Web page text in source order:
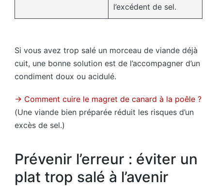
l’excédent de sel.
Si vous avez trop salé un morceau de viande déjà
cuit, une bonne solution est de l’accompagner d’un
condiment doux ou acidulé.
→ Comment cuire le magret de canard à la poêle ?
(Une viande bien préparée réduit les risques d’un
excès de sel.)
Prévenir l’erreur : éviter un
plat trop salé à l’avenir